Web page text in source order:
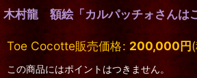
木村龍 額絵「カルパッチォさんは
Toe Cocotte販売価格: 200,000円
この商品にはポイントはつきません。